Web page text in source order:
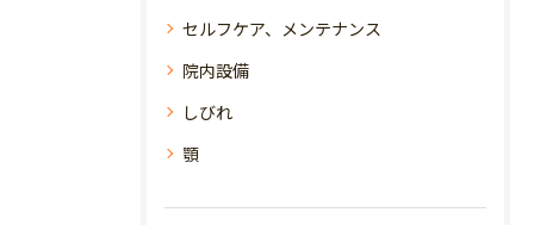
セルフケア、メンテナンス
院内設備
しびれ
顎